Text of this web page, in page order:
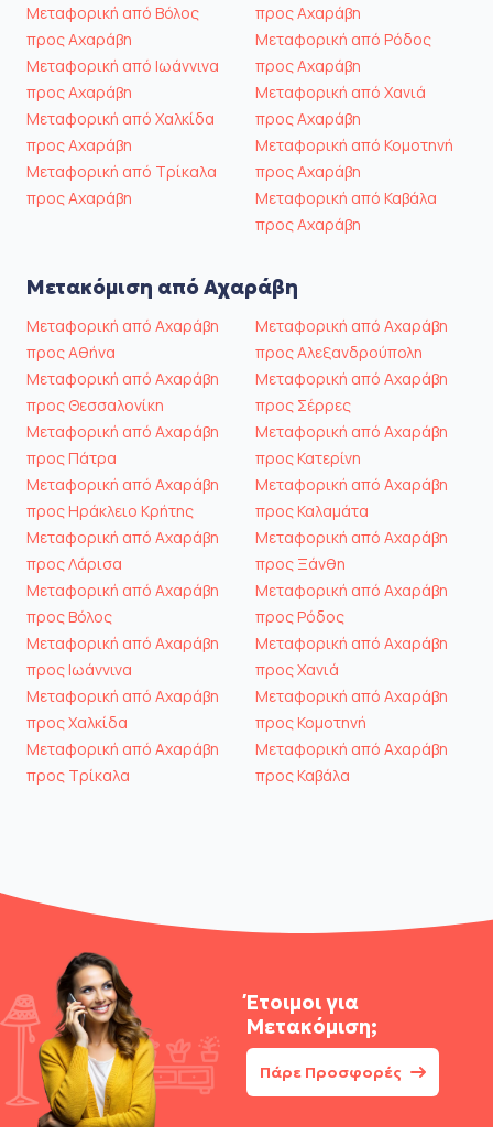
Μεταφορική από Βόλος
προς Αχαράβη
Μεταφορική από Ιωάννινα
προς Αχαράβη
Μεταφορική από Χαλκίδα
προς Αχαράβη
Μεταφορική από Τρίκαλα
προς Αχαράβη
προς Αχαράβη
Μεταφορική από Ρόδος
προς Αχαράβη
Μεταφορική από Χανιά
προς Αχαράβη
Μεταφορική από Κομοτηνή
προς Αχαράβη
Μεταφορική από Καβάλα
προς Αχαράβη
Μετακόμιση από Αχαράβη
Μεταφορική από Αχαράβη
προς Αθήνα
Μεταφορική από Αχαράβη
προς Θεσσαλονίκη
Μεταφορική από Αχαράβη
προς Πάτρα
Μεταφορική από Αχαράβη
προς Ηράκλειο Κρήτης
Μεταφορική από Αχαράβη
προς Λάρισα
Μεταφορική από Αχαράβη
προς Βόλος
Μεταφορική από Αχαράβη
προς Ιωάννινα
Μεταφορική από Αχαράβη
προς Χαλκίδα
Μεταφορική από Αχαράβη
προς Τρίκαλα
Μεταφορική από Αχαράβη
προς Αλεξανδρούπολη
Μεταφορική από Αχαράβη
προς Σέρρες
Μεταφορική από Αχαράβη
προς Κατερίνη
Μεταφορική από Αχαράβη
προς Καλαμάτα
Μεταφορική από Αχαράβη
προς Ξάνθη
Μεταφορική από Αχαράβη
προς Ρόδος
Μεταφορική από Αχαράβη
προς Χανιά
Μεταφορική από Αχαράβη
προς Κομοτηνή
Μεταφορική από Αχαράβη
προς Καβάλα
Έτοιμοι για
Μετακόμιση;
Πάρε Προσφορές